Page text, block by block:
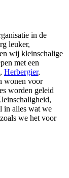
in de
leuker,
wij kleinschalige
met een
, Herbergier,
wonen voor
worden geleid
in alles wat we
we het voor